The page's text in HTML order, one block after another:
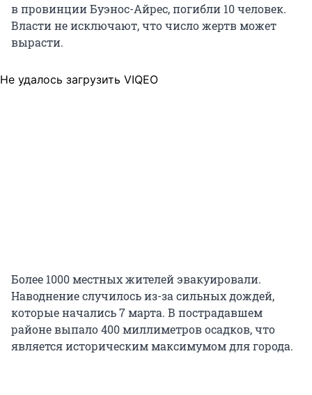
в провинции Буэнос-Айрес, погибли 10 человек.
Власти не исключают, что число жертв может
вырасти.
Не удалось загрузить VIQEO
Более 1000 местных жителей эвакуировали.
Наводнение случилось из-за сильных дождей,
которые начались 7 марта. В пострадавшем
районе выпало 400 миллиметров осадков, что
является историческим максимумом для города.